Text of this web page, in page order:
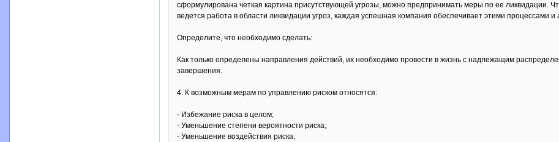
сформулирована четкая картина присутствующей угрозы, можно предпринимать меры по ее ликвидации.
ведется работа в области ликвидации угроз, каждая успешная компания обеспечивает этими процессами
Определите, что необходимо сделать:
Как только определены направления действий, их необходимо провести в жизнь с надлежащим
завершения.
4. К возможным мерам по управлению риском относятся:
- Избежание риска в целом;
- Уменьшение степени вероятности риска;
- Уменьшение воздействия риска;